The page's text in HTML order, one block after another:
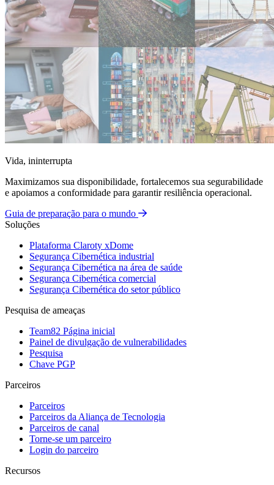
Vida, ininterrupta
Maximizamos sua disponibilidade, fortalecemos sua segurabilidade
e apoiamos a conformidade para garantir resiliência operacional.
Guia de preparação para o mundo
Soluções
Plataforma Claroty xDome
Segurança Cibernética industrial
Segurança Cibernética na área de saúde
Segurança Cibernética comercial
Segurança Cibernética do setor público
Pesquisa de ameaças
Team82 Página inicial
Painel de divulgação de vulnerabilidades
Pesquisa
Chave PGP
Parceiros
Parceiros
Parceiros da Aliança de Tecnologia
Parceiros de canal
Torne-se um parceiro
Login do parceiro
Recursos